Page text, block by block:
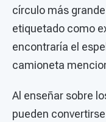
círculo más
etiquetado como
encontraría el
camioneta
Al enseñar sobre
pueden